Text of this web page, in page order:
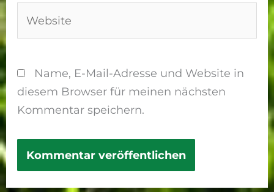
Name, E-Mail-Adresse und Website in
diesem Browser für meinen nächsten
Kommentar speichern.